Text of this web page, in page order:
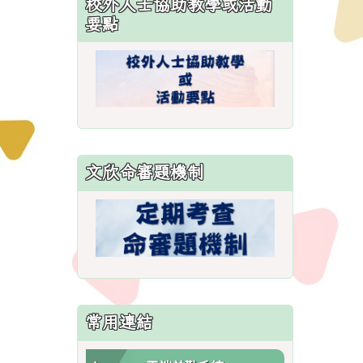
\
校外人士協助教學或活動
要點
文欣命審題機制
常用連結